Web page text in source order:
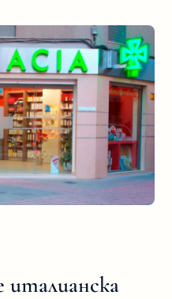
италианска